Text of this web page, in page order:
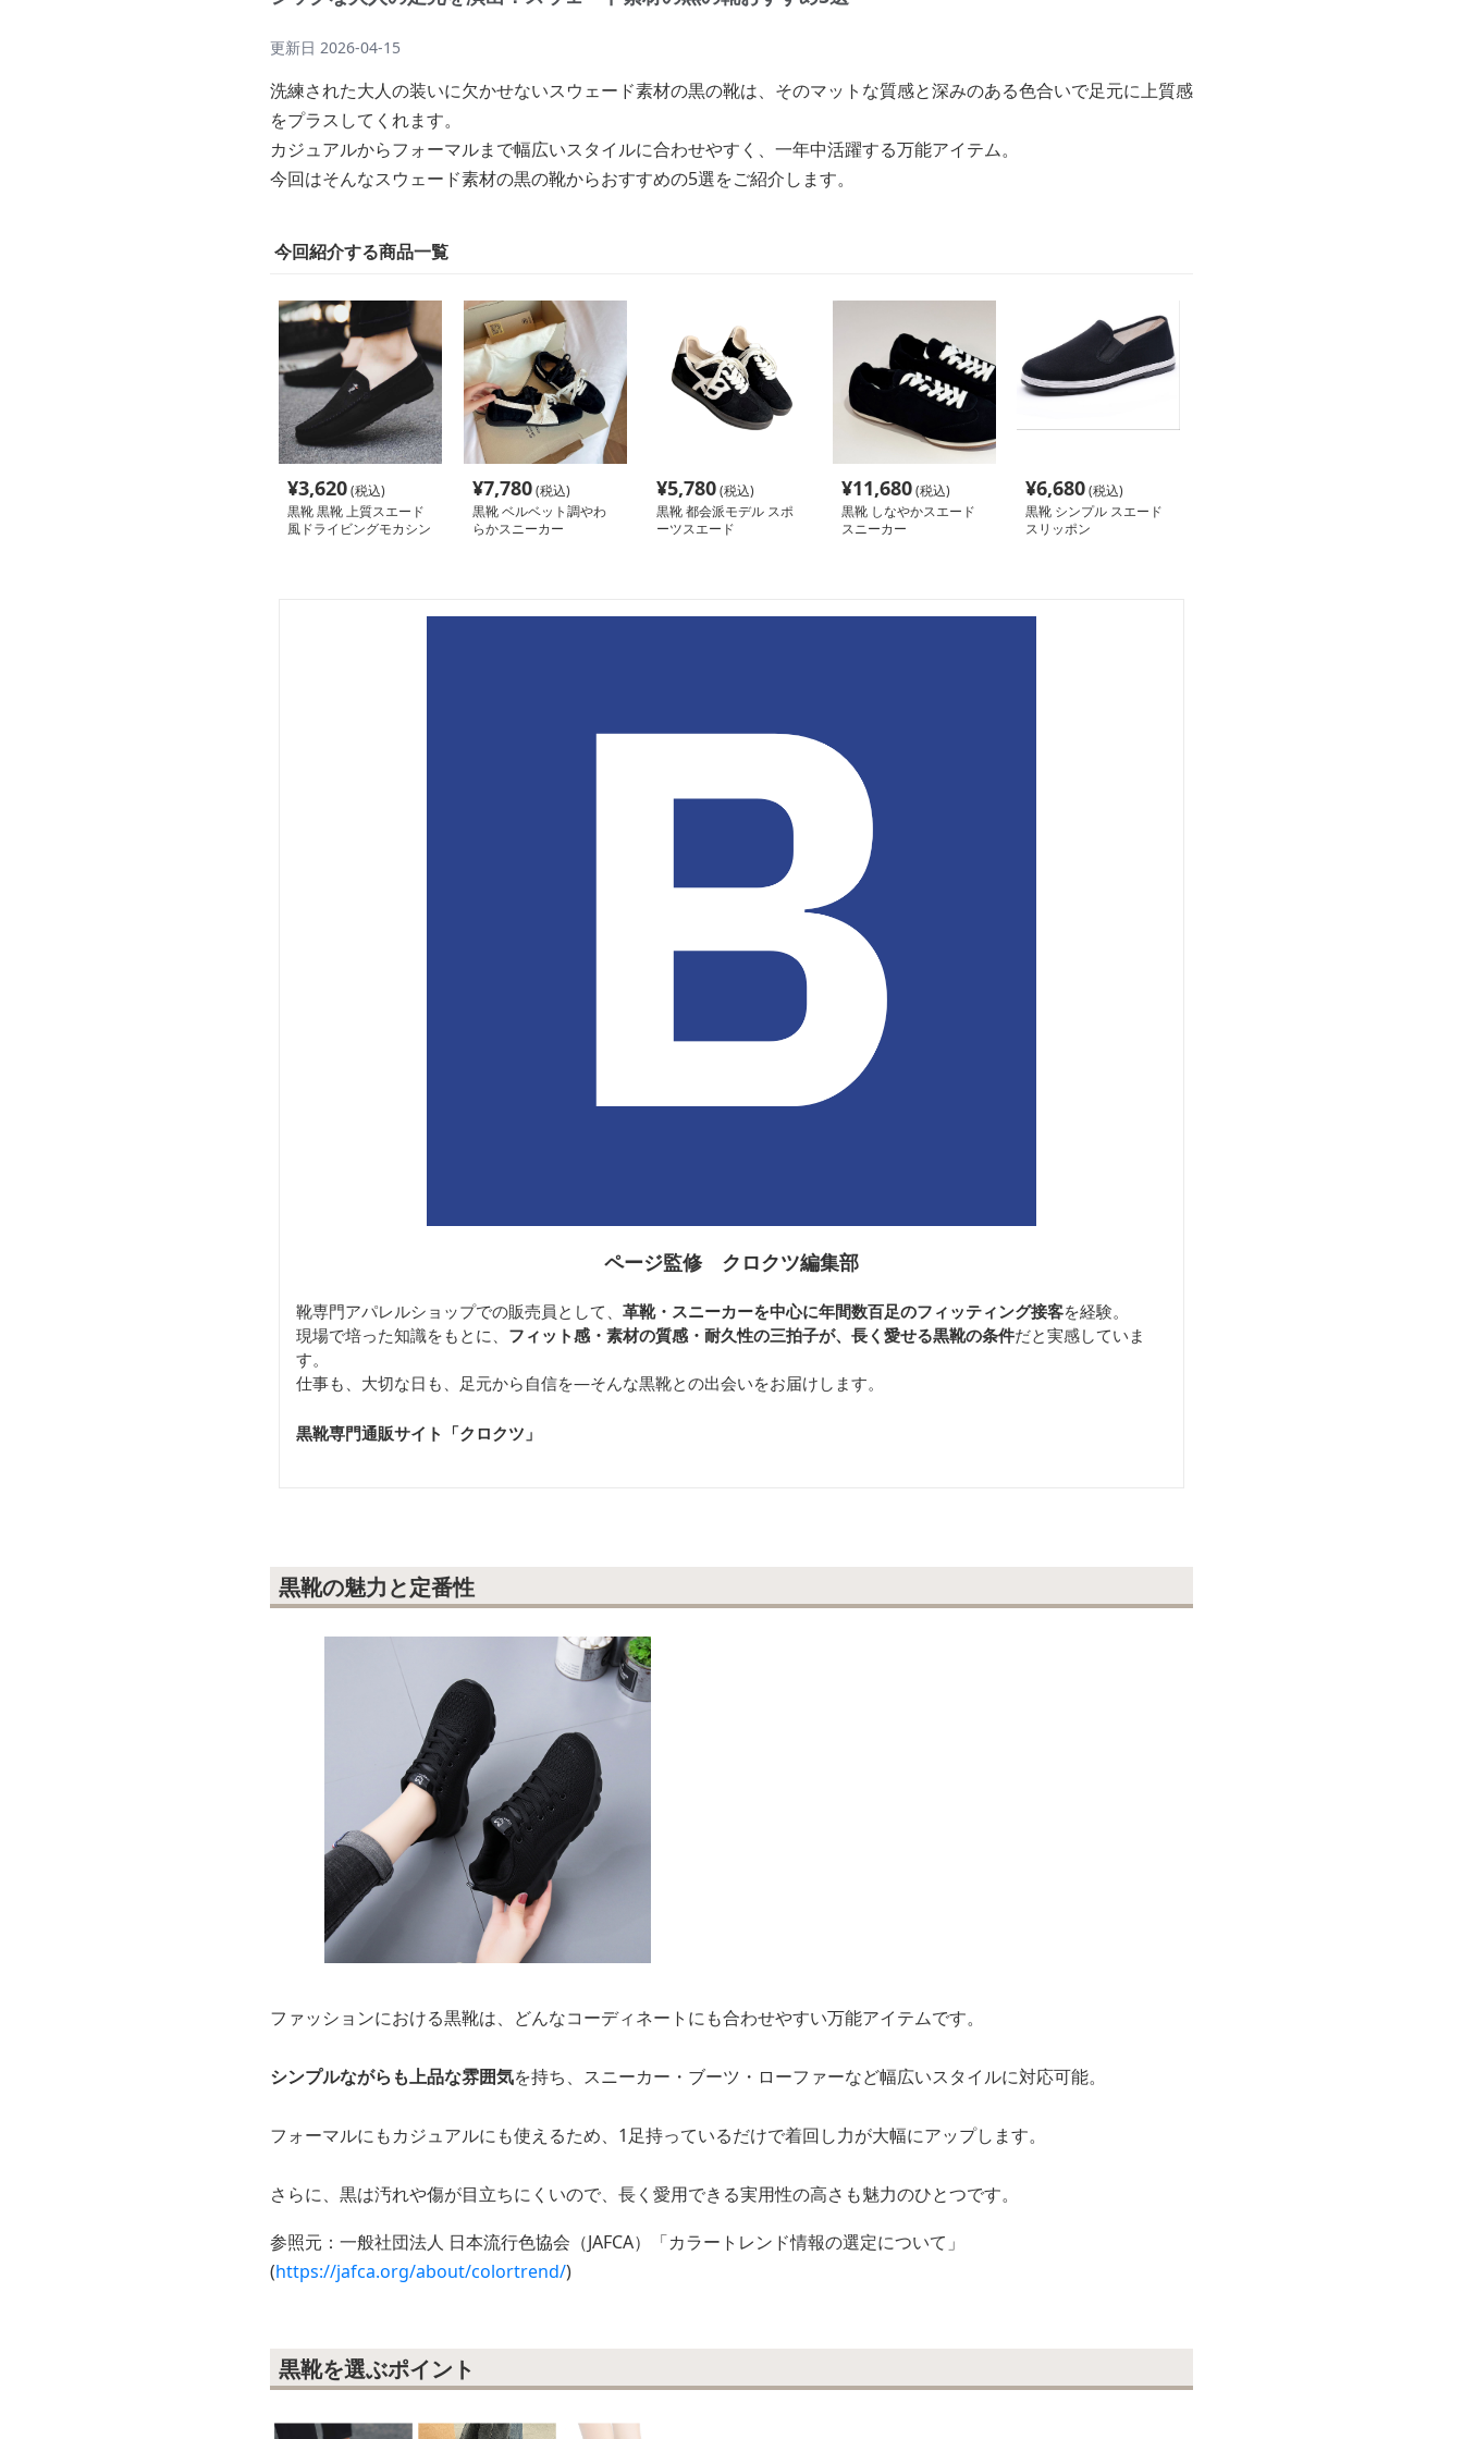
更新日 2026-04-15
洗練された大人の装いに欠かせないスウェード素材の黒の靴は、そのマットな質感と深みのある色合いで足元に上質感
をプラスしてくれます。
カジュアルからフォーマルまで幅広いスタイルに合わせやすく、一年中活躍する万能アイテム。
今回はそんなスウェード素材の黒の靴からおすすめの5選をご紹介します。
今回紹介する商品一覧
¥3,620(税込)
黒靴 黒靴 上質スエード
風ドライビングモカシン
¥7,780(税込)
黒靴 ベルベット調やわ
らかスニーカー
¥5,780(税込)
黒靴 都会派モデル スポ
ーツスエード
¥11,680(税込)
黒靴 しなやかスエード
スニーカー
¥6,680(税込)
黒靴 シンプル スエード
スリッポン
ページ監修 クロクツ編集部
靴専門アパレルショップでの販売員として、 革靴・スニーカーを中心に年間数百足のフィッティング接客を経験。
現場で培った知識をもとに、 フィット感・素材の質感・耐久性の三拍子が、長く愛せる黒靴の条件だと実感していま
す。
仕事も、大切な日も、足元から自信を—そんな黒靴との出会いをお届けします。
黒靴専門通販サイト「クロクツ 」
黒靴の魅力と定番性
ファッションにおける黒靴は、どんなコーディネートにも合わせやすい万能アイテムです。
シンプルながらも上品な雰囲気を持ち、スニーカー・ブーツ・ローファーなど幅広いスタイルに対応可能。
フォーマルにもカジュアルにも使えるため、1足持っているだけで着回し力が大幅にアップします。
さらに、黒は汚れや傷が目立ちにくいので、長く愛用できる実用性の高さも魅力のひとつです。
参照元：一般社団法人 日本流行色協会（JAFCA）「カラートレンド情報の選定について」
(https://jafca.org/about/colortrend/)
黒靴を選ぶポイント